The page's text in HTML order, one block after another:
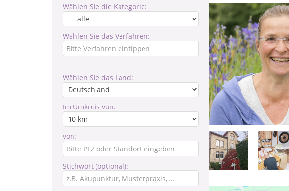
Wählen Sie die Kategorie:
Wählen Sie das Verfahren:
Wählen Sie das Land:
Im Umkreis von:
von:
Stichwort (optional):